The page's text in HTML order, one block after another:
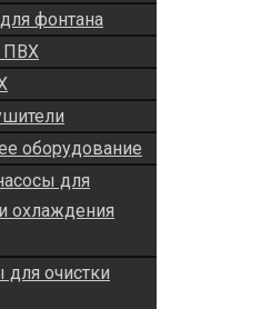
фонтана
ПВХ
оборудование
для
охлаждения
для очистки